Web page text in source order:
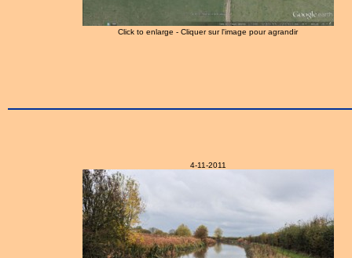
Click to enlarge - Cliquer sur l'image pour agrandir
4-11-2011